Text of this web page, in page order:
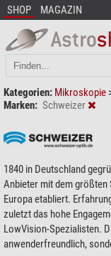
SHOP MAGAZIN
Kategorien: Mikroskopie
Marken: Schweizer
1840 in Deutschland
Anbieter mit dem größten
Europa etabliert.
zuletzt das hohe
LowVision-Spezialisten.
anwenderfreundlich,